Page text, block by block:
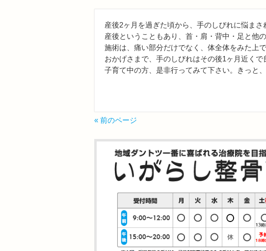
産後2ヶ月を過ぎた頃から、手のしびれに悩ま
産後ということもあり、首・肩・背中・足と他
施術は、痛い部分だけでなく、体全体をみた上
おかげさまで、手のしびれはその後1ヶ月近く
子育て中の方、是非行ってみて下さい。きっと
« 前のページ